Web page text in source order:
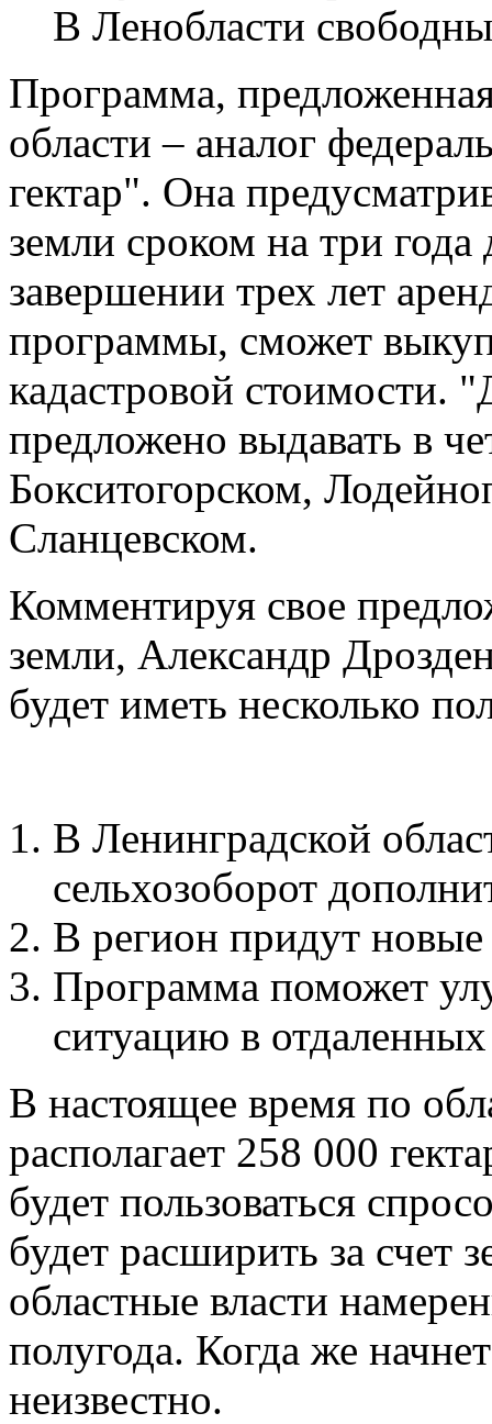
В Ленобласти
Программа,
области – аналог
гектар". Она
земли сроком на три
завершении трех лет
программы, сможет
кадастровой стоимости.
предложено выдавать в
Бокситогорском,
Сланцевском.
Комментируя свое
земли, Александр
будет иметь несколько
В Ленинградской
сельхозоборот
В регион придут
Программа поможет
ситуацию в
В настоящее время по
располагает 258 000
будет пользоваться
будет расширить за счет
областные власти
полугода. Когда же
неизвестно.